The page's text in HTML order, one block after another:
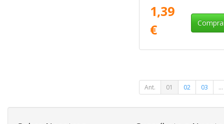
480Mbps/ 50cm/ Negro
1,39
€
Ant. 01 02 03 ...